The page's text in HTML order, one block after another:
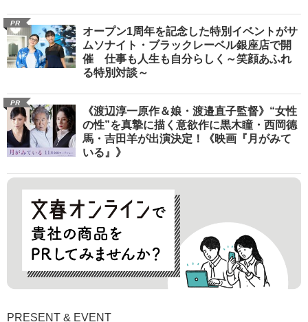
PR
オープン1周年を記念した特別イベントがサ
ムソナイト・ブラックレーベル銀座店で開
催 仕事も人生も自分らしく～笑顔あふれ
る特別対談～
PR
《渡辺淳一原作＆娘・渡邉直子監督》“女性
の性”を真摯に描く意欲作に黒木瞳・西岡德
馬・吉田羊が出演決定！《映画『月がみて
いる』》
PRESENT & EVENT